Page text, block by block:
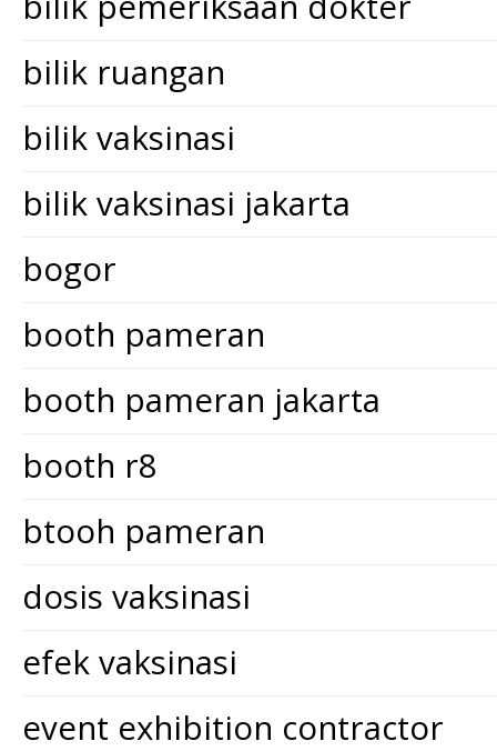
bilik ruangan
bilik vaksinasi
bilik vaksinasi jakarta
bogor
booth pameran
booth pameran jakarta
booth r8
btooh pameran
dosis vaksinasi
efek vaksinasi
event exhibition contractor